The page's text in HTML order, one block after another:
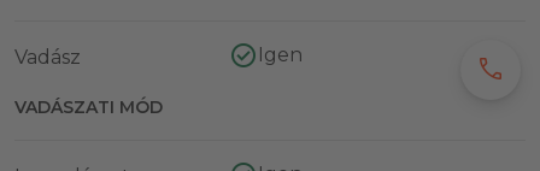
Vadász Igen
VADÁSZATI MÓD
call